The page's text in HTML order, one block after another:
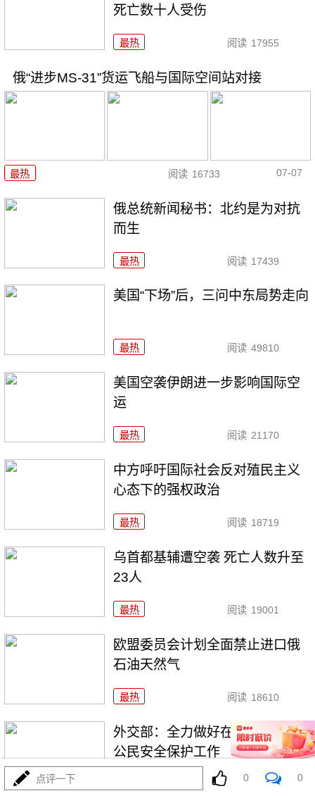
死亡数十人受伤
最热 阅读 17955
俄“进步MS-31”货运飞船与国际空间站对接
最热 阅读 16733 07-07
俄总统新闻秘书：北约是为对抗
而生
最热 阅读 17439
美国“下场”后，三问中东局势走向
最热 阅读 49810
美国空袭伊朗进一步影响国际空
运
最热 阅读 21170
中方呼吁国际社会反对殖民主义
心态下的强权政治
最热 阅读 18719
乌首都基辅遭空袭 死亡人数升至
23人
最热 阅读 19001
欧盟委员会计划全面禁止进口俄
石油天然气
最热 阅读 18610
外交部：全力做好在伊、以中国
公民安全保护工作
阅读 19134
点评一下 0 0